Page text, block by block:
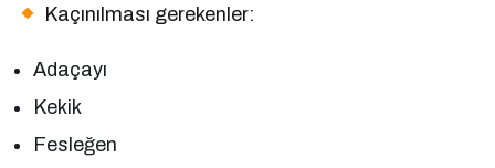
Kaçınılması gerekenler:
Adaçayı
Kekik
Fesleğen